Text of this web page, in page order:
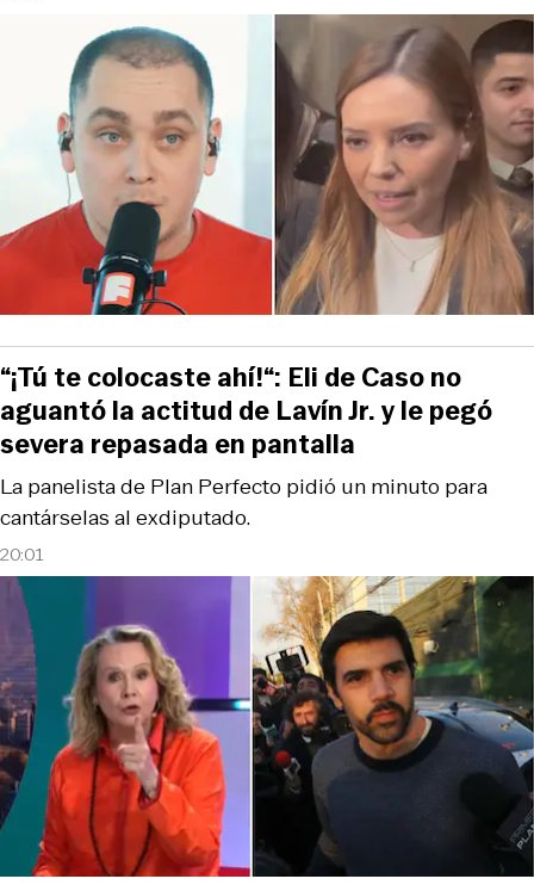
20:01
La panelista de Plan Perfecto pidió un minuto para
cantárselas al exdiputado.
“¡Tú te colocaste ahí!“: Eli de Caso no
aguantó la actitud de Lavín Jr. y le pegó
severa repasada en pantalla